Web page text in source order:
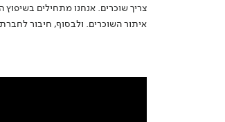
צריך שוכרים. אנחנו מתחילים
איתור השוכרים. ולבסוף, חיבור